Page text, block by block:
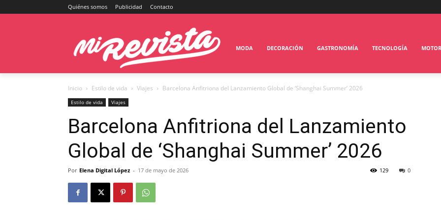
Quiénes somos Publicidad Contacto
MODA DECORACIÓN GASTRONOMÍA TECNOLOGÍA MOTOR
Inicio Estilo de vida Viajes Barcelona Anfitriona del Lanzamiento Global de ‘Shanghai Summer’ 2026
Estilo de vida Viajes
Barcelona Anfitriona del Lanzamiento
Global de ‘Shanghai Summer’ 2026
Por Elena Digital López - 17 de mayo de 2026 0
129